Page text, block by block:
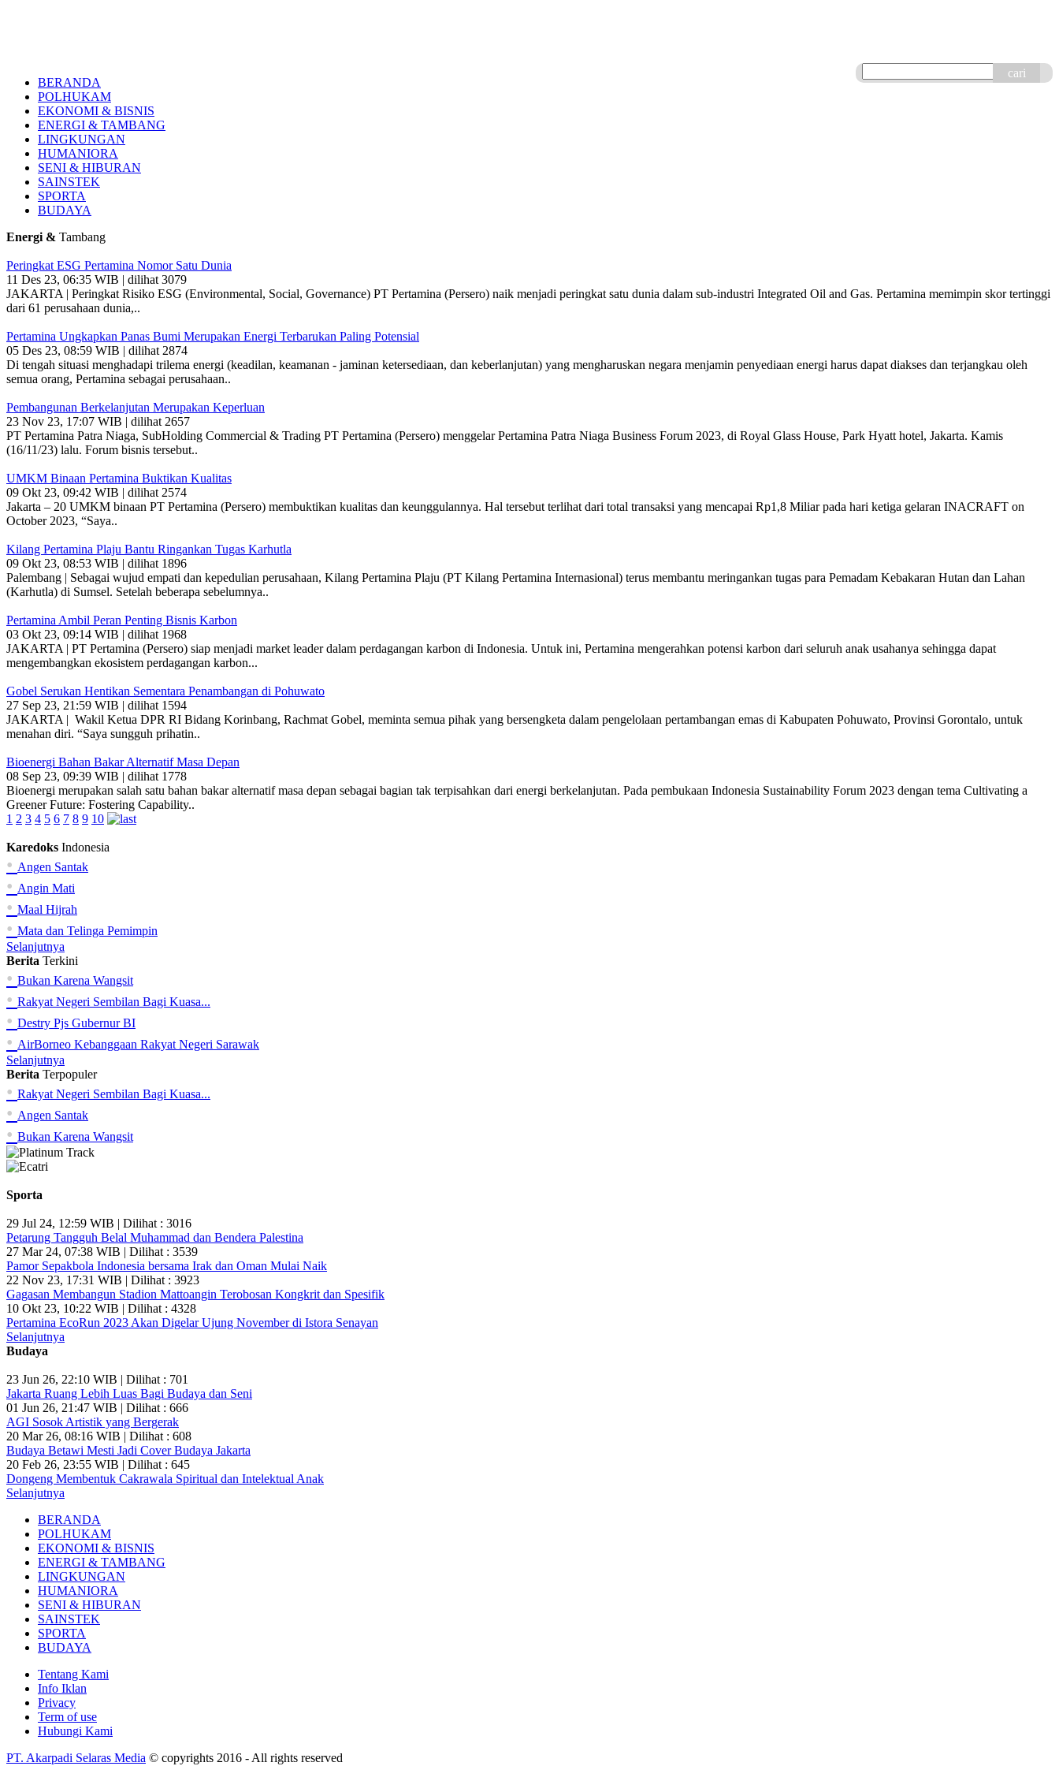
cari
BERANDA
POLHUKAM
EKONOMI & BISNIS
ENERGI & TAMBANG
LINGKUNGAN
HUMANIORA
SENI & HIBURAN
SAINSTEK
SPORTA
BUDAYA
Energi & Tambang
Peringkat ESG Pertamina Nomor Satu Dunia
11 Des 23, 06:35 WIB | dilihat 3079
JAKARTA | Peringkat Risiko ESG (Environmental, Social, Governance) PT Pertamina (Persero) naik menjadi peringkat satu dunia dalam sub-industri Integrated Oil and Gas. Pertamina memimpin skor tertinggi
dari 61 perusahaan dunia,..
Pertamina Ungkapkan Panas Bumi Merupakan Energi Terbarukan Paling Potensial
05 Des 23, 08:59 WIB | dilihat 2874
Di tengah situasi menghadapi trilema energi (keadilan, keamanan - jaminan ketersediaan, dan keberlanjutan) yang mengharuskan negara menjamin penyediaan energi harus dapat diakses dan terjangkau oleh
semua orang, Pertamina sebagai perusahaan..
Pembangunan Berkelanjutan Merupakan Keperluan
23 Nov 23, 17:07 WIB | dilihat 2657
PT Pertamina Patra Niaga, SubHolding Commercial & Trading PT Pertamina (Persero) menggelar Pertamina Patra Niaga Business Forum 2023, di Royal Glass House, Park Hyatt hotel, Jakarta. Kamis
(16/11/23) lalu. Forum bisnis tersebut..
UMKM Binaan Pertamina Buktikan Kualitas
09 Okt 23, 09:42 WIB | dilihat 2574
Jakarta – 20 UMKM binaan PT Pertamina (Persero) membuktikan kualitas dan keunggulannya. Hal tersebut terlihat dari total transaksi yang mencapai Rp1,8 Miliar pada hari ketiga gelaran INACRAFT on
October 2023, “Saya..
Kilang Pertamina Plaju Bantu Ringankan Tugas Karhutla
09 Okt 23, 08:53 WIB | dilihat 1896
Palembang | Sebagai wujud empati dan kepedulian perusahaan, Kilang Pertamina Plaju (PT Kilang Pertamina Internasional) terus membantu meringankan tugas para Pemadam Kebakaran Hutan dan Lahan
(Karhutla) di Sumsel. Setelah beberapa sebelumnya..
Pertamina Ambil Peran Penting Bisnis Karbon
03 Okt 23, 09:14 WIB | dilihat 1968
JAKARTA | PT Pertamina (Persero) siap menjadi market leader dalam perdagangan karbon di Indonesia. Untuk ini, Pertamina mengerahkan potensi karbon dari seluruh anak usahanya sehingga dapat
mengembangkan ekosistem perdagangan karbon...
Gobel Serukan Hentikan Sementara Penambangan di Pohuwato
27 Sep 23, 21:59 WIB | dilihat 1594
JAKARTA | Wakil Ketua DPR RI Bidang Korinbang, Rachmat Gobel, meminta semua pihak yang bersengketa dalam pengelolaan pertambangan emas di Kabupaten Pohuwato, Provinsi Gorontalo, untuk
menahan diri. “Saya sungguh prihatin..
Bioenergi Bahan Bakar Alternatif Masa Depan
08 Sep 23, 09:39 WIB | dilihat 1778
Bioenergi merupakan salah satu bahan bakar alternatif masa depan sebagai bagian tak terpisahkan dari energi berkelanjutan. Pada pembukaan Indonesia Sustainability Forum 2023 dengan tema Cultivating a
Greener Future: Fostering Capability..
1 2 3 4 5 6 7 8 9 10
Karedoks Indonesia
• Angen Santak
• Angin Mati
• Maal Hijrah
• Mata dan Telinga Pemimpin
Selanjutnya
Berita Terkini
• Bukan Karena Wangsit
• Rakyat Negeri Sembilan Bagi Kuasa...
• Destry Pjs Gubernur BI
• AirBorneo Kebanggaan Rakyat Negeri Sarawak
Selanjutnya
Berita Terpopuler
• Rakyat Negeri Sembilan Bagi Kuasa...
• Angen Santak
• Bukan Karena Wangsit
Sporta
29 Jul 24, 12:59 WIB | Dilihat : 3016
Petarung Tangguh Belal Muhammad dan Bendera Palestina
27 Mar 24, 07:38 WIB | Dilihat : 3539
Pamor Sepakbola Indonesia bersama Irak dan Oman Mulai Naik
22 Nov 23, 17:31 WIB | Dilihat : 3923
Gagasan Membangun Stadion Mattoangin Terobosan Kongkrit dan Spesifik
10 Okt 23, 10:22 WIB | Dilihat : 4328
Pertamina EcoRun 2023 Akan Digelar Ujung November di Istora Senayan
Selanjutnya
Budaya
23 Jun 26, 22:10 WIB | Dilihat : 701
Jakarta Ruang Lebih Luas Bagi Budaya dan Seni
01 Jun 26, 21:47 WIB | Dilihat : 666
AGI Sosok Artistik yang Bergerak
20 Mar 26, 08:16 WIB | Dilihat : 608
Budaya Betawi Mesti Jadi Cover Budaya Jakarta
20 Feb 26, 23:55 WIB | Dilihat : 645
Dongeng Membentuk Cakrawala Spiritual dan Intelektual Anak
Selanjutnya
BERANDA
POLHUKAM
EKONOMI & BISNIS
ENERGI & TAMBANG
LINGKUNGAN
HUMANIORA
SENI & HIBURAN
SAINSTEK
SPORTA
BUDAYA
Tentang Kami
Info Iklan
Privacy
Term of use
Hubungi Kami
PT. Akarpadi Selaras Media © copyrights 2016 - All rights reserved